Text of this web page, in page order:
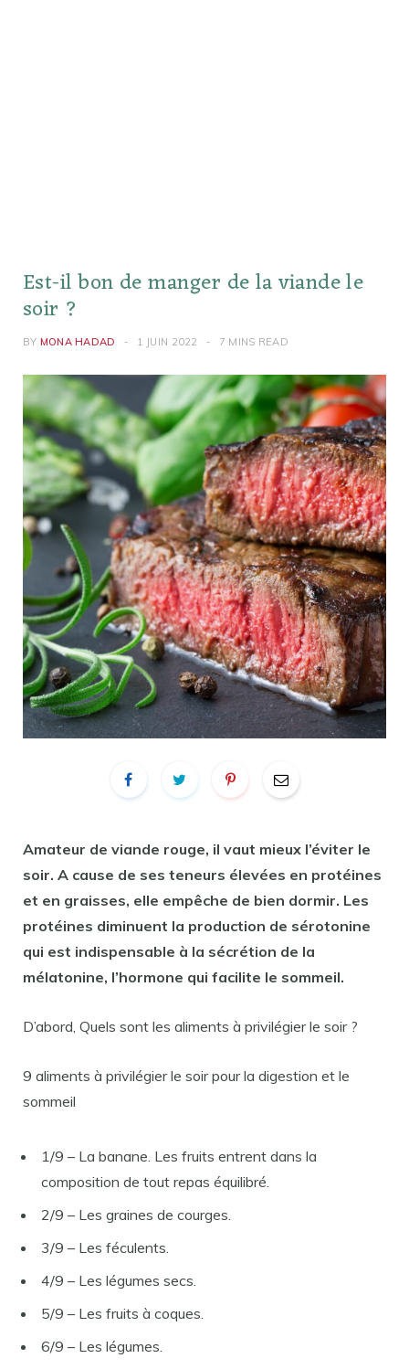
Est-il bon de manger de la viande le
soir ?
BY MONA HADAD 1 JUIN 2022 7 MINS READ
Amateur de viande rouge, il vaut mieux l’éviter le
soir. A cause de ses teneurs élevées en protéines
et en graisses, elle empêche de bien dormir. Les
protéines diminuent la production de sérotonine
qui est indispensable à la sécrétion de la
mélatonine, l’hormone qui facilite le sommeil.
D’abord, Quels sont les aliments à privilégier le soir ?
9 aliments à privilégier le soir pour la digestion et le
sommeil
1/9 – La banane. Les fruits entrent dans la
composition de tout repas équilibré.
2/9 – Les graines de courges.
3/9 – Les féculents.
4/9 – Les légumes secs.
5/9 – Les fruits à coques.
6/9 – Les légumes.